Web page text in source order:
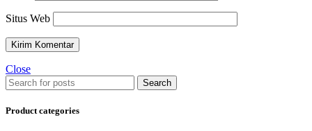
Situs Web
Close
Search
Product categories